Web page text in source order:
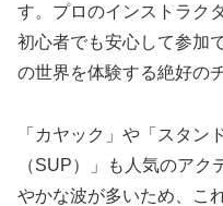
す。プロのインストラク
初心者でも安心して参加
の世界を体験する絶好の
「カヤック」や「スタン
（SUP）」も人気のア
やかな波が多いため、こ